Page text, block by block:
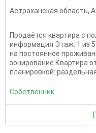
Астраханская область,
Продаётся квартира с
информация Этаж: 1 из
на постоянное
зонирование Квартира
планировкой:
Собственник